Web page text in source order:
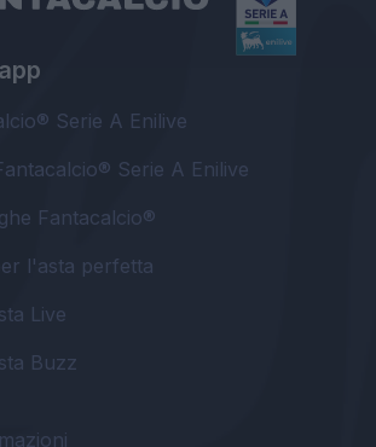
Serie A Enilive
Serie A Enilive
Fantacalcio®
l'asta perfetta
Live
Buzz